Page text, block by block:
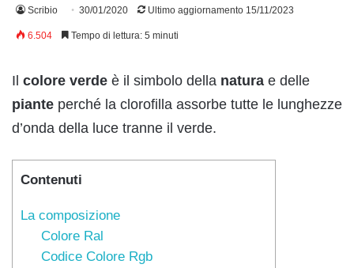
Scribio 30/01/2020 Ultimo aggiornamento 15/11/2023
6.504 Tempo di lettura: 5 minuti
Il colore verde è il simbolo della natura e delle
piante perché la clorofilla assorbe tutte le lunghezze
d’onda della luce tranne il verde.
Contenuti
La composizione
Colore Ral
Codice Colore Rgb